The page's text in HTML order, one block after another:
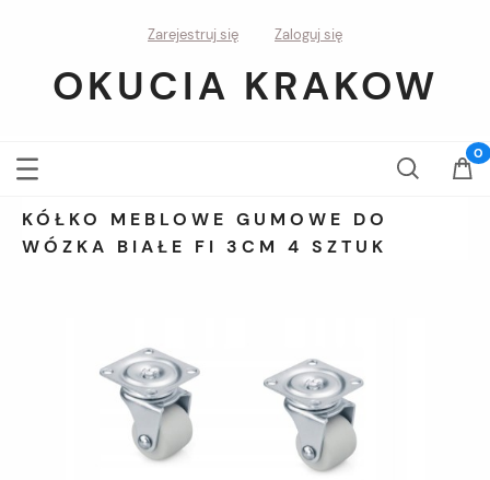
Zarejestruj się Zaloguj się
OKUCIA KRAKOW
KÓŁKO MEBLOWE GUMOWE DO
WÓZKA BIAŁE FI 3CM 4 SZTUK